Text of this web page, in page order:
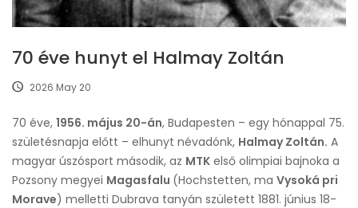
70 éve hunyt el Halmay Zoltán
2026 May 20
70 éve, 1956. május 20-án, Budapesten – egy hónappal 75.
születésnapja előtt – elhunyt névadónk, Halmay Zoltán. A
magyar úszósport második, az MTK első olimpiai bajnoka a
Pozsony megyei Magasfalu (Hochstetten, ma Vysoká pri
Morave) melletti Dubrava tanyán született 1881. június 18-